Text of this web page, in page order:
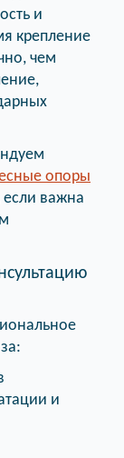
и
крепление
чем
опоры
если важна
и